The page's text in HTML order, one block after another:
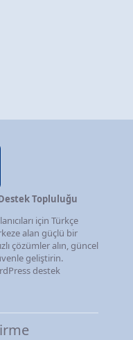
Topluluğu
için Türkçe
alan güçlü bir
çözümler alın, güncel
geliştirin.
destek